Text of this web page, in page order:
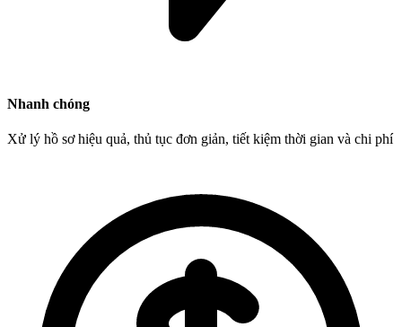
Nhanh chóng
Xử lý hồ sơ hiệu quả, thủ tục đơn giản, tiết kiệm thời gian và chi phí